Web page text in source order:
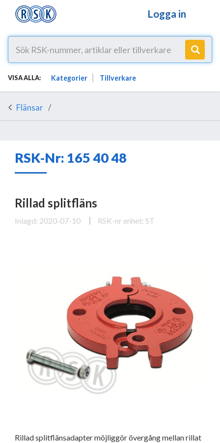
Logga in
VISA ALLA: Kategorier Tillverkare
Flänsar
RSK-Nr: 165 40 48
Rillad splitfläns
Inlagd: 2020-07-10 RSK-nr enhet: ST
Rillad splitflänsadapter möjliggör övergång mellan rillat